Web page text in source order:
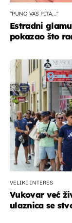
"PUNO VAS PITA..."
Estradni
pokazao što
VELIKI INTERES
Vukovar već
ulaznica se